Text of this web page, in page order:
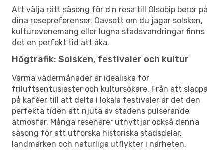
Att välja rätt säsong för din resa till Olsobip beror på
dina resepreferenser. Oavsett om du jagar solsken,
kulturevenemang eller lugna stadsvandringar finns
det en perfekt tid att åka.
Högtrafik: Solsken, festivaler och kultur
Varma vädermånader är idealiska för
friluftsentusiaster och kultursökare. Från att slappa
på kaféer till att delta i lokala festivaler är det den
perfekta tiden att njuta av stadens pulserande
atmosfär. Många resenärer utnyttjar också denna
säsong för att utforska historiska stadsdelar,
landmärken och naturliga utflykter i närheten.